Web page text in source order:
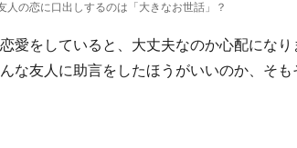
人の恋に口出しするのは「大きなお世話」？
愛をしていると、大丈夫なのか心配にな
な友人に助言をしたほうがいいのか、そ